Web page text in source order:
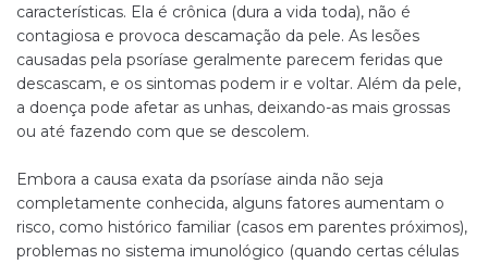
características. Ela é crônica (dura a vida toda), não é
contagiosa e provoca descamação da pele. As lesões
causadas pela psoríase geralmente parecem feridas que
descascam, e os sintomas podem ir e voltar. Além da pele,
a doença pode afetar as unhas, deixando-as mais grossas
ou até fazendo com que se descolem.
Embora a causa exata da psoríase ainda não seja
completamente conhecida, alguns fatores aumentam o
risco, como histórico familiar (casos em parentes próximos),
problemas no sistema imunológico (quando certas células